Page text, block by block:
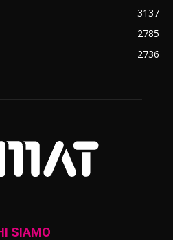
3137
2785
2736
SIAMO